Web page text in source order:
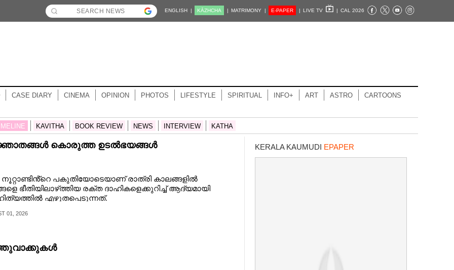
ENGLISH | KĀZHCHA | MATRIMONY | E-PAPER | LIVE TV | CAL 2026
CASE DIARY CINEMA OPINION PHOTOS LIFESTYLE SPIRITUAL INFO+ ART ASTRO CARTOONS
KAVITHA BOOK REVIEW NEWS INTERVIEW KATHA
കൊരുത്ത ഉടൽഭയങ്ങൾ
നൂറ്റാണ്ടിൻ്റെ പകുതിയോടെയാണ് രാത്രി കാലങ്ങളിൽ
ഭീതിയിലാഴ്‌ത്തിയ രക്ത ദാഹികളെക്കുറിച്ച് ആദ്യമായി
എഴുതപ്പെടുന്നത്.
01, 2026
KERALA KAUMUDI EPAPER